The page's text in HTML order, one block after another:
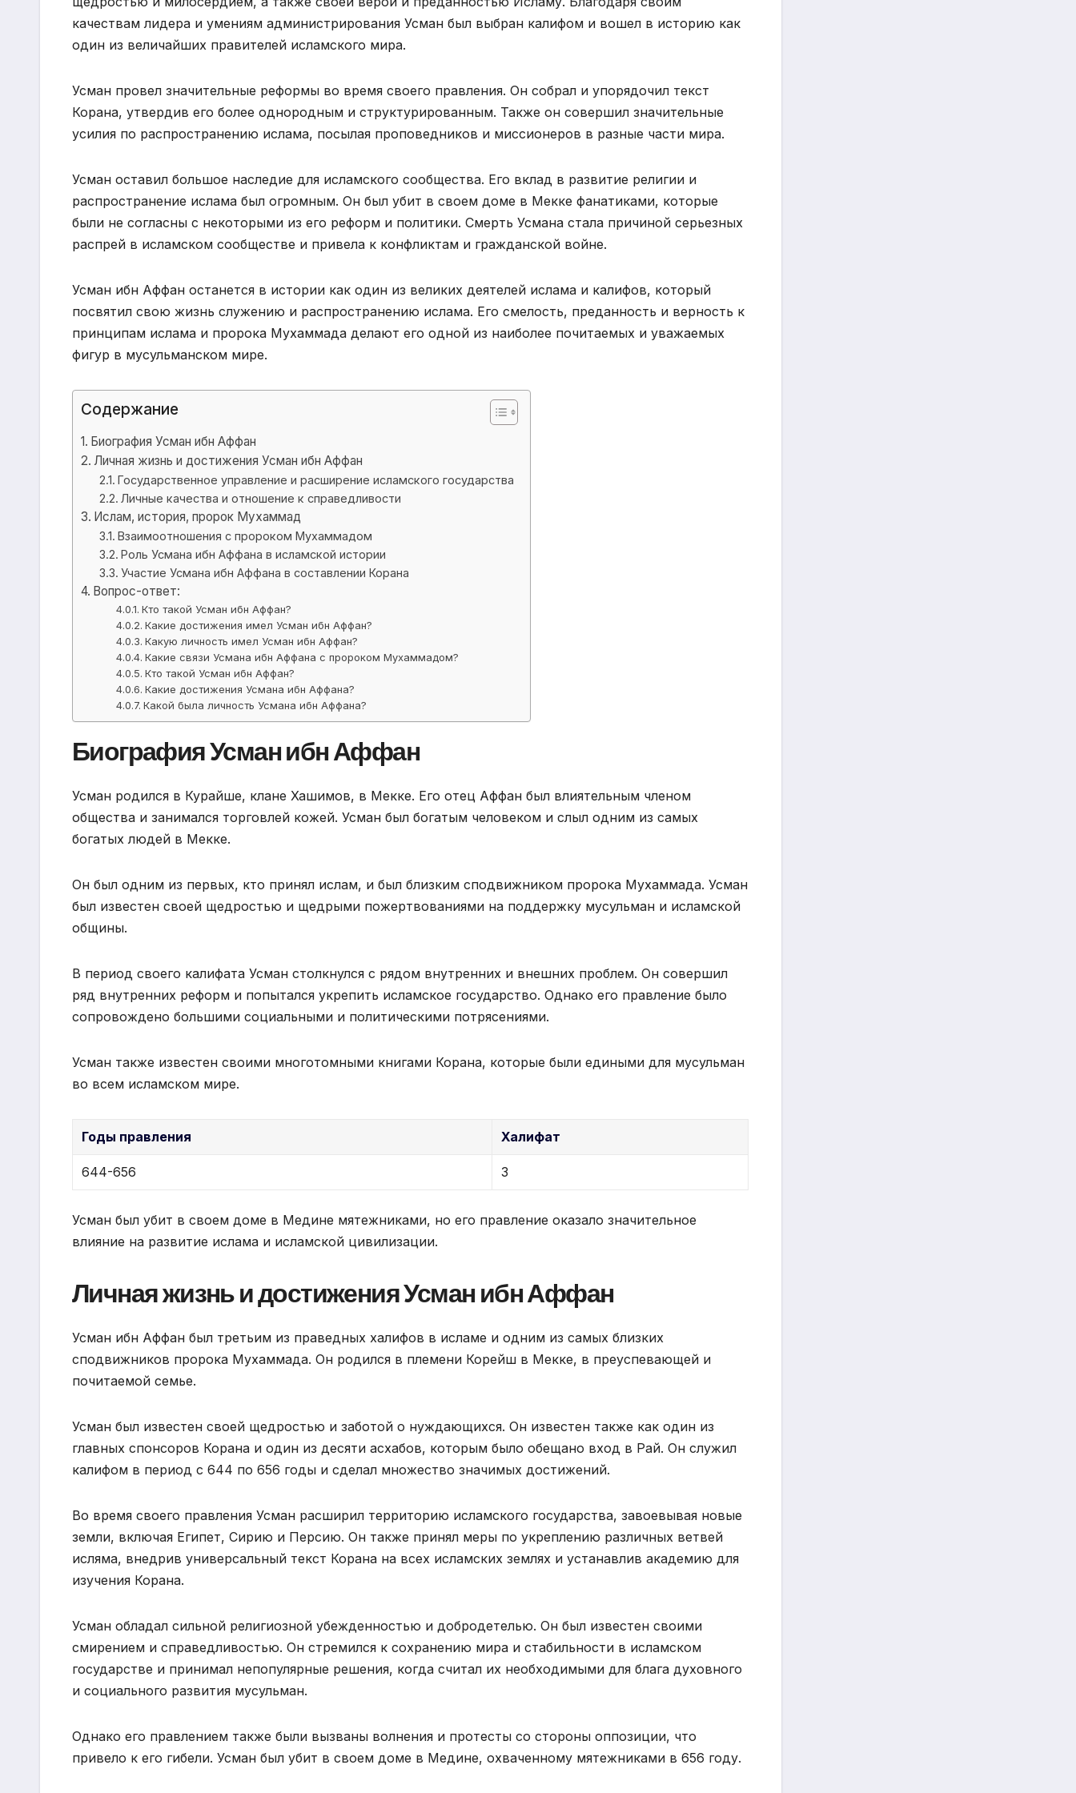
качествам лидера и умениям администрирования Усман был выбран калифом и вошел в историю как
один из величайших правителей исламского мира.
Усман провел значительные реформы во время своего правления. Он собрал и упорядочил текст
Корана, утвердив его более однородным и структурированным. Также он совершил значительные
усилия по распространению ислама, посылая проповедников и миссионеров в разные части мира.
Усман оставил большое наследие для исламского сообщества. Его вклад в развитие религии и
распространение ислама был огромным. Он был убит в своем доме в Мекке фанатиками, которые
были не согласны с некоторыми из его реформ и политики. Смерть Усмана стала причиной серьезных
распрей в исламском сообществе и привела к конфликтам и гражданской войне.
Усман ибн Аффан останется в истории как один из великих деятелей ислама и калифов, который
посвятил свою жизнь служению и распространению ислама. Его смелость, преданность и верность к
принципам ислама и пророка Мухаммада делают его одной из наиболее почитаемых и уважаемых
фигур в мусульманском мире.
Содержание
Биография Усман ибн Аффан
Личная жизнь и достижения Усман ибн Аффан
Государственное управление и расширение исламского государства
Личные качества и отношение к справедливости
Ислам, история, пророк Мухаммад
Взаимоотношения с пророком Мухаммадом
Роль Усмана ибн Аффана в исламской истории
Участие Усмана ибн Аффана в составлении Корана
Вопрос-ответ:
Кто такой Усман ибн Аффан?
Какие достижения имел Усман ибн Аффан?
Какую личность имел Усман ибн Аффан?
Какие связи Усмана ибн Аффана с пророком Мухаммадом?
Кто такой Усман ибн Аффан?
Какие достижения Усмана ибн Аффана?
Какой была личность Усмана ибн Аффана?
Биография Усман ибн Аффан
Усман родился в Курайше, клане Хашимов, в Мекке. Его отец Аффан был влиятельным членом
общества и занимался торговлей кожей. Усман был богатым человеком и слыл одним из самых
богатых людей в Мекке.
Он был одним из первых, кто принял ислам, и был близким сподвижником пророка Мухаммада. Усман
был известен своей щедростью и щедрыми пожертвованиями на поддержку мусульман и исламской
общины.
В период своего калифата Усман столкнулся с рядом внутренних и внешних проблем. Он совершил
ряд внутренних реформ и попытался укрепить исламское государство. Однако его правление было
сопровождено большими социальными и политическими потрясениями.
Усман также известен своими многотомными книгами Корана, которые были едиными для мусульман
во всем исламском мире.
Годы правления Халифат
644-656 3
Усман был убит в своем доме в Медине мятежниками, но его правление оказало значительное
влияние на развитие ислама и исламской цивилизации.
Личная жизнь и достижения Усман ибн Аффан
Усман ибн Аффан был третьим из праведных халифов в исламе и одним из самых близких
сподвижников пророка Мухаммада. Он родился в племени Корейш в Мекке, в преуспевающей и
почитаемой семье.
Усман был известен своей щедростью и заботой о нуждающихся. Он известен также как один из
главных спонсоров Корана и один из десяти асхабов, которым было обещано вход в Рай. Он служил
калифом в период с 644 по 656 годы и сделал множество значимых достижений.
Во время своего правления Усман расширил территорию исламского государства, завоевывая новые
земли, включая Египет, Сирию и Персию. Он также принял меры по укреплению различных ветвей
исляма, внедрив универсальный текст Корана на всех исламских землях и устанавлив академию для
изучения Корана.
Усман обладал сильной религиозной убежденностью и добродетелью. Он был известен своими
смирением и справедливостью. Он стремился к сохранению мира и стабильности в исламском
государстве и принимал непопулярные решения, когда считал их необходимыми для блага духовного
и социального развития мусульман.
Однако его правлением также были вызваны волнения и протесты со стороны оппозиции, что
привело к его гибели. Усман был убит в своем доме в Медине, охваченному мятежниками в 656 году.